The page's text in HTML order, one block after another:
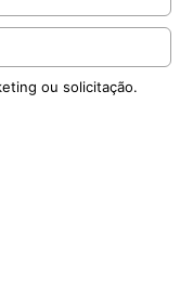
ou solicitação.